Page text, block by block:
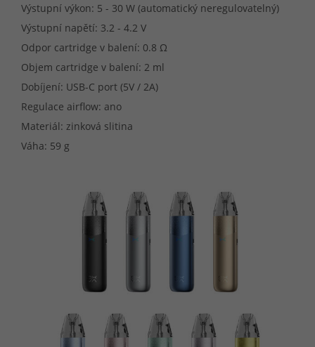
Výstupní výkon: 5 - 30 W (automatický neregulovatelný)
Výstupní napětí: 3.2 - 4.2 V
Odpor cartridge v balení: 0.8 Ω
Objem cartridge v balení: 2 ml
Dobíjení: USB-C port (5V / 2A)
Regulace airflow: ano
Materiál: zinková slitina
Váha: 59 g